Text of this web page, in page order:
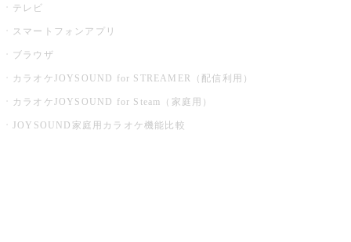
テレビ
スマートフォンアプリ
ブラウザ
カラオケJOYSOUND for STREAMER（配信利用）
カラオケJOYSOUND for Steam（家庭用）
JOYSOUND家庭用カラオケ機能比較